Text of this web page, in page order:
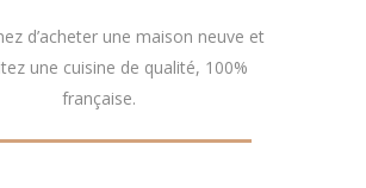
d’acheter une maison neuve et
une cuisine de qualité, 100%
française.